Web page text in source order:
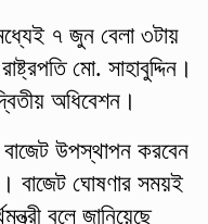
৭ জুন বেলা ৩টায়
মো. সাহাবুদ্দিন।
অধিবেশন।
উপস্থাপন করবেন
বাজেট ঘোষণার সময়ই
বলে জানিয়েছে